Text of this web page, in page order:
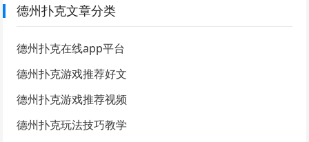
德州扑克文章分类
德州扑克在线app平台
德州扑克游戏推荐好文
德州扑克游戏推荐视频
德州扑克玩法技巧教学